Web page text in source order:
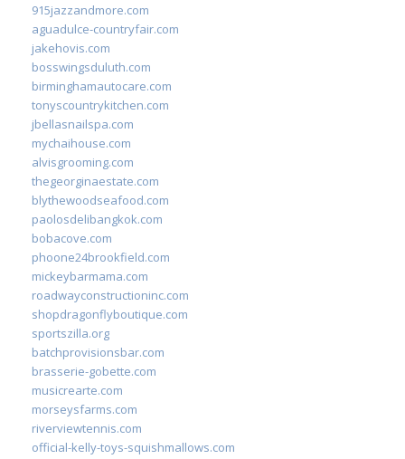
915jazzandmore.com
aguadulce-countryfair.com
jakehovis.com
bosswingsduluth.com
birminghamautocare.com
tonyscountrykitchen.com
jbellasnailspa.com
mychaihouse.com
alvisgrooming.com
thegeorginaestate.com
blythewoodseafood.com
paolosdelibangkok.com
bobacove.com
phoone24brookfield.com
mickeybarmama.com
roadwayconstructioninc.com
shopdragonflyboutique.com
sportszilla.org
batchprovisionsbar.com
brasserie-gobette.com
musicrearte.com
morseysfarms.com
riverviewtennis.com
official-kelly-toys-squishmallows.com